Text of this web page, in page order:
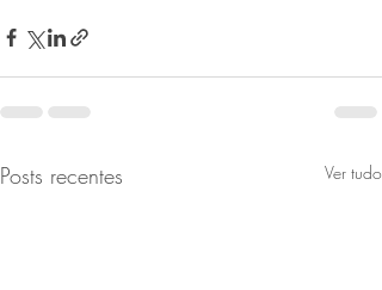
Posts recentes Ver tudo